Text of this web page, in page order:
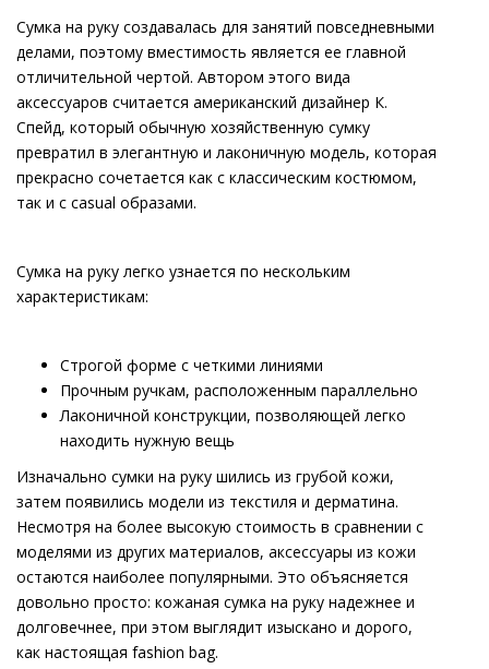
Сумка на руку создавалась для занятий повседневными
делами, поэтому вместимость является ее главной
отличительной чертой. Автором этого вида
аксессуаров считается американский дизайнер К.
Спейд, который обычную хозяйственную сумку
превратил в элегантную и лаконичную модель, которая
прекрасно сочетается как с классическим костюмом,
так и с casual образами.
Сумка на руку легко узнается по нескольким
характеристикам:
Строгой форме с четкими линиями
Прочным ручкам, расположенным параллельно
Лаконичной конструкции, позволяющей легко
находить нужную вещь
Изначально сумки на руку шились из грубой кожи,
затем появились модели из текстиля и дерматина.
Несмотря на более высокую стоимость в сравнении с
моделями из других материалов, аксессуары из кожи
остаются наиболее популярными. Это объясняется
довольно просто: кожаная сумка на руку надежнее и
долговечнее, при этом выглядит изыскано и дорого,
как настоящая fashion bag.